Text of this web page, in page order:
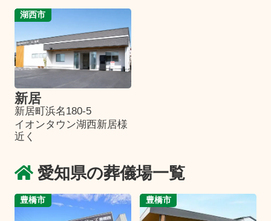
湖西市
新居
新居町浜名180-5
イオンタウン湖西新居様
近く
愛知県の葬儀場一覧
豊橋市 豊橋市